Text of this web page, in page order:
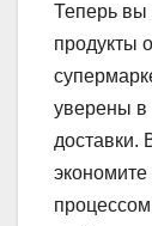
Теперь вы
продукты
уверены в
доставки.